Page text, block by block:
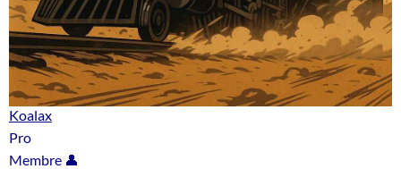
Koalax
Pro
Membre 👤